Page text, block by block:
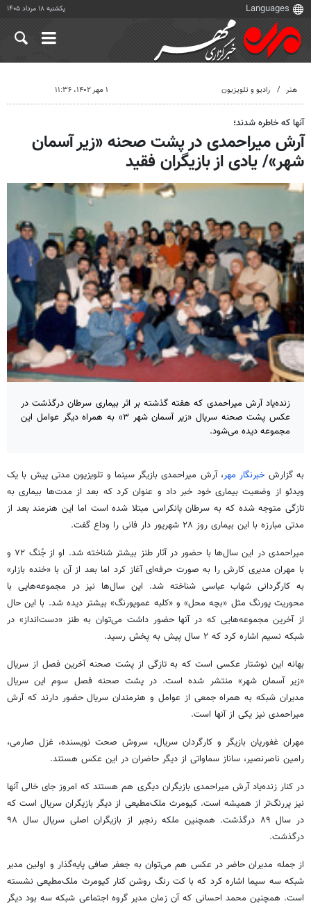
یکشنبه ۱۸ مرداد ۱۴۰۵
هنر رادیو و تلویزیون ۱ مهر ۱۴۰۲، ۱۱:۳۶
آنها که خاطره شدند؛
آرش میراحمدی در پشت صحنه «زیر آسمان
شهر»/ یادی از بازیگران فقید
زنده‌یاد آرش میراحمدی که هفته گذشته بر اثر بیماری سرطان درگذشت در
عکس پشت صحنه سریال «زیر آسمان شهر ۳» به همراه دیگر عوامل این
مجموعه دیده می‌شود.
به گزارش خبرنگار مهر، آرش میراحمدی بازیگر سینما و تلویزیون مدتی پیش با یک
ویدئو از وضعیت بیماری خود خبر داد و عنوان کرد که بعد از مدت‌ها بیماری به
تازگی متوجه شده که به سرطان پانکراس مبتلا شده است اما این هنرمند بعد از
مدتی مبارزه با این بیماری روز ۲۸ شهریور دار فانی را وداع گفت.
میراحمدی در این سال‌ها با حضور در آثار طنز بیشتر شناخته شد. او از جُنگ ۷۲ و
با مهران مدیری کارش را به صورت حرفه‌ای آغاز کرد اما بعد از آن با «خنده بازار»
به کارگردانی شهاب عباسی شناخته شد. این سال‌ها نیز در مجموعه‌هایی با
محوریت پورنگ مثل «بچه محل» و «کلبه عموپورنگ» بیشتر دیده شد. با این حال
از آخرین مجموعه‌هایی که در آنها حضور داشت می‌توان به طنز «دست‌انداز» در
شبکه نسیم اشاره کرد که ۲ سال پیش به پخش رسید.
بهانه این نوشتار عکسی است که به تازگی از پشت صحنه آخرین فصل از سریال
«زیر آسمان شهر» منتشر شده است. در پشت صحنه فصل سوم این سریال
مدیران شبکه به همراه جمعی از عوامل و هنرمندان سریال حضور دارند که آرش
میراحمدی نیز یکی از آنها است.
مهران غفوریان بازیگر و کارگردان سریال، سروش صحت نویسنده، غزل صارمی،
رامین ناصرنصیر، ساناز سماواتی از دیگر حاضران در این عکس هستند.
در کنار زنده‌یاد آرش میراحمدی بازیگران دیگری هم هستند که امروز جای خالی آنها
نیز پررنگ‌تر از همیشه است. کیومرث ملک‌مطیعی از دیگر بازیگران سریال است که
در سال ۸۹ درگذشت. همچنین ملکه رنجبر از بازیگران اصلی سریال سال ۹۸
درگذشت.
از جمله مدیران حاضر در عکس هم می‌توان به جعفر صافی پایه‌گذار و اولین مدیر
شبکه سه سیما اشاره کرد که با کت رنگ روشن کنار کیومرث ملک‌مطیعی نشسته
است. همچنین محمد احسانی که آن زمان مدیر گروه اجتماعی شبکه سه بود دیگر